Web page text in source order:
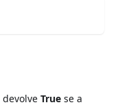
devolveTrue se a